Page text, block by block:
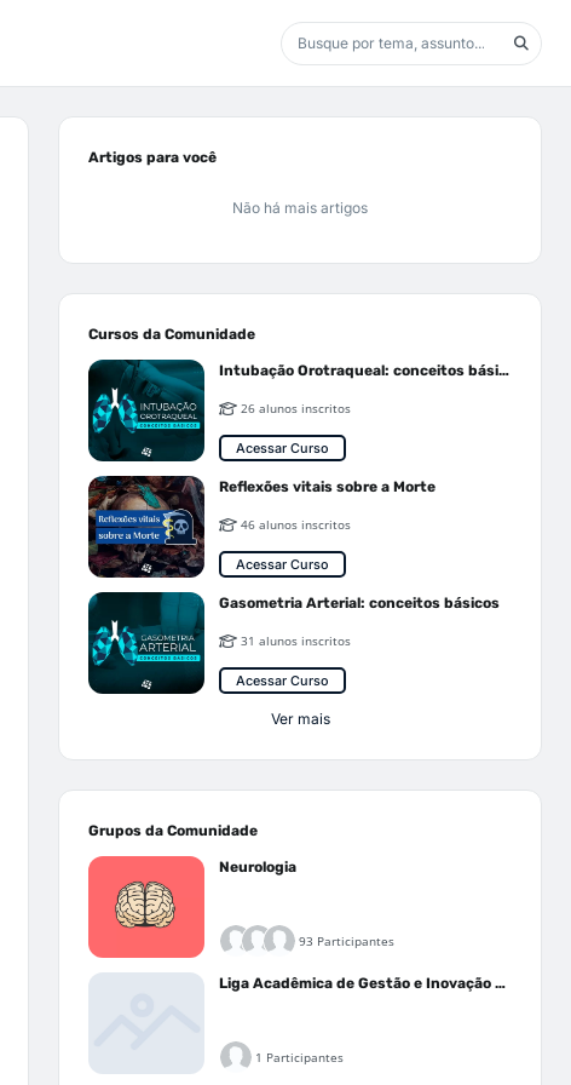
Artigos para você
Não há mais artigos
Cursos da Comunidade
Intubação Orotraqueal: conceitos básicos
26 alunos inscritos
Acessar Curso
Reflexões vitais sobre a Morte
46 alunos inscritos
Acessar Curso
Gasometria Arterial: conceitos básicos
31 alunos inscritos
Acessar Curso
Ver mais
Grupos da Comunidade
Neurologia
93 Participantes
Liga Acadêmica de Gestão e Inovação Médica - LAGIM
1 Participantes